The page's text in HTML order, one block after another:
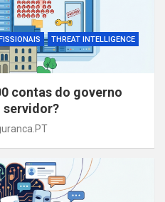
THREAT INTELLIGENCE
contas do governo
servidor?